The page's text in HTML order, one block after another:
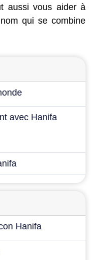
aussi vous aider à
qui se combine
avec Hanifa
Hanifa